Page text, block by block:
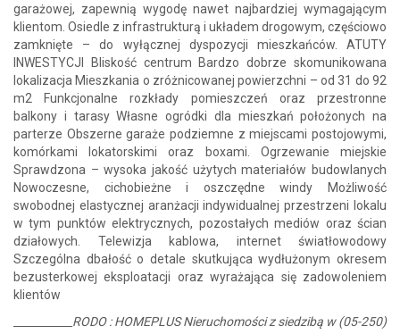
garażowej, zapewnią wygodę nawet najbardziej wymagającym
klientom. Osiedle z infrastrukturą i układem drogowym, częściowo
zamknięte – do wyłącznej dyspozycji mieszkańców. ATUTY
INWESTYCJI Bliskość centrum Bardzo dobrze skomunikowana
lokalizacja Mieszkania o zróżnicowanej powierzchni – od 31 do 92
m2 Funkcjonalne rozkłady pomieszczeń oraz przestronne
balkony i tarasy Własne ogródki dla mieszkań położonych na
parterze Obszerne garaże podziemne z miejscami postojowymi,
komórkami lokatorskimi oraz boxami. Ogrzewanie miejskie
Sprawdzona – wysoka jakość użytych materiałów budowlanych
Nowoczesne, cichobieżne i oszczędne windy Możliwość
swobodnej elastycznej aranżacji indywidualnej przestrzeni lokalu
w tym punktów elektrycznych, pozostałych mediów oraz ścian
działowych. Telewizja kablowa, internet światłowodowy
Szczególna dbałość o detale skutkująca wydłużonym okresem
bezusterkowej eksploatacji oraz wyrażająca się zadowoleniem
klientów
___________RODO : HOMEPLUS Nieruchomości z siedzibą w (05-250)